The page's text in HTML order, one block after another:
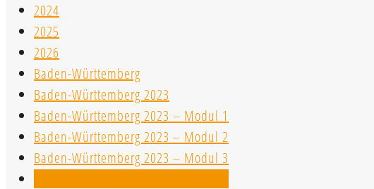
2024
2025
2026
Baden-Württemberg
Baden-Württemberg 2023
Baden-Württemberg 2023 – Modul 1
Baden-Württemberg 2023 – Modul 2
Baden-Württemberg 2023 – Modul 3